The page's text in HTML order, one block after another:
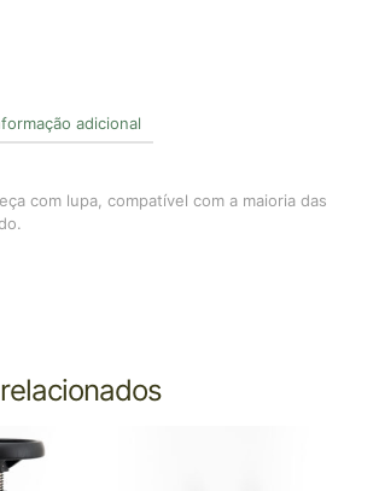
adicional
com lupa, compatível com a maioria das